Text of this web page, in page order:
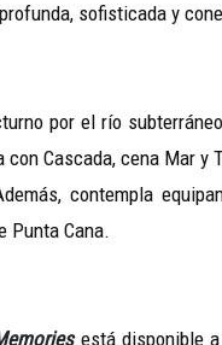
sofisticada y
por el río
Cascada, cena Mar y
contempla
Punta Cana.
está disponible a